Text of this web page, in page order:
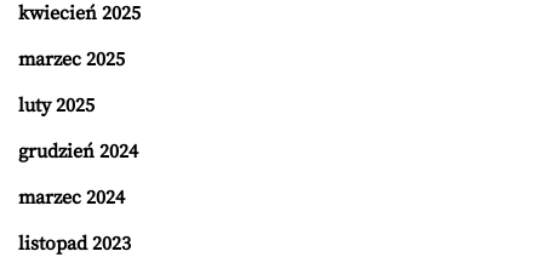
kwiecień 2025
marzec 2025
luty 2025
grudzień 2024
marzec 2024
listopad 2023